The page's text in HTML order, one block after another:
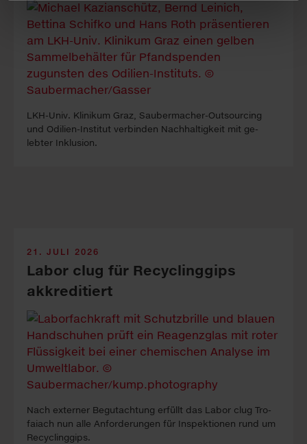
LKH-Univ. Kli­ni­kum Graz, Sauber­macher-Out­sour­cing
und Odilien-In­stitut ver­binden Nach­haltig­keit mit ge­
lebter In­klus­ion.
21. JULI 2026
Labor clug für Recyclinggips
akkreditiert
Nach ex­ter­ner Be­gutacht­ung erfüllt das La­bor clug Tro­
faiach nun alle An­forder­ung­en für In­spekt­ion­en rund um
Re­cyc­ling­gips.